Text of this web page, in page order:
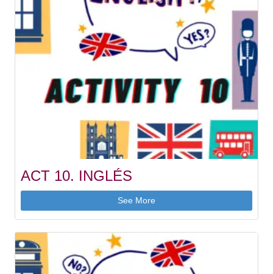
ACT 10. INGLÉS
See More